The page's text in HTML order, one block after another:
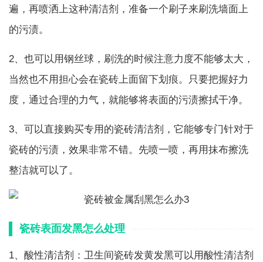
遍，再喷洒上这种清洁剂，准备一个刷子来刷洗墙面上
的污渍。
2、也可以用钢丝球，刷洗的时候注意力度不能够太大，
当然也不用担心会在瓷砖上面留下划痕。只要把握好力
度，通过合理的力气，就能够将表面的污渍擦拭干净。
3、可以直接购买专用的瓷砖清洁剂，它能够专门针对于
瓷砖的污渍，效果非常不错。先喷一喷，再用抹布擦洗
整洁就可以了。
瓷砖表面发黑怎么处理
1、酸性清洁剂：卫生间瓷砖发黄发黑可以用酸性清洁剂